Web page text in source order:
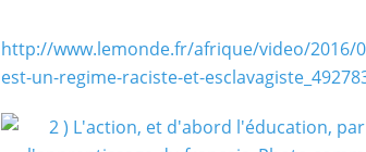
http://www.lemonde.fr/afrique/video/2016/
est-un-regime-raciste-et-